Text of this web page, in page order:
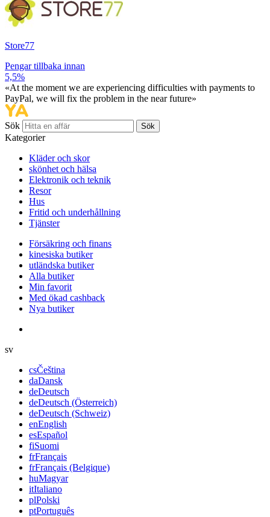
Store77
Pengar tillbaka innan
5,5%
«At the moment we are experiencing difficulties with payments to
PayPal, we will fix the problem in the near future»
Sök Sök
Kategorier
Kläder och skor
skönhet och hälsa
Elektronik och teknik
Resor
Hus
Fritid och underhållning
Tjänster
Försäkring och finans
kinesiska butiker
utländska butiker
Alla butiker
Min favorit
Med ökad cashback
Nya butiker
sv
csČeština
daDansk
deDeutsch
deDeutsch (Österreich)
deDeutsch (Schweiz)
enEnglish
esEspañol
fiSuomi
frFrançais
frFrançais (Belgique)
huMagyar
itItaliano
plPolski
ptPortuguês